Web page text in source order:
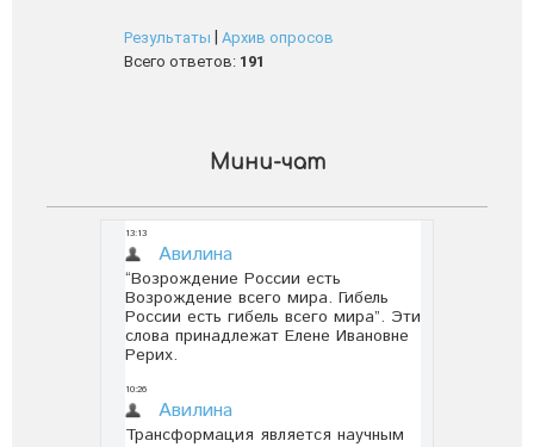
Результаты
Архив опросов
Всего ответов: 191
Мини-чат